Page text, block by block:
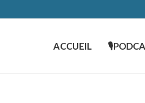
ACCUEIL